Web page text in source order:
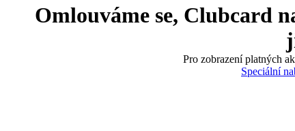
Omlouváme se, Clubcard
Pro zobrazení platných
Speciální